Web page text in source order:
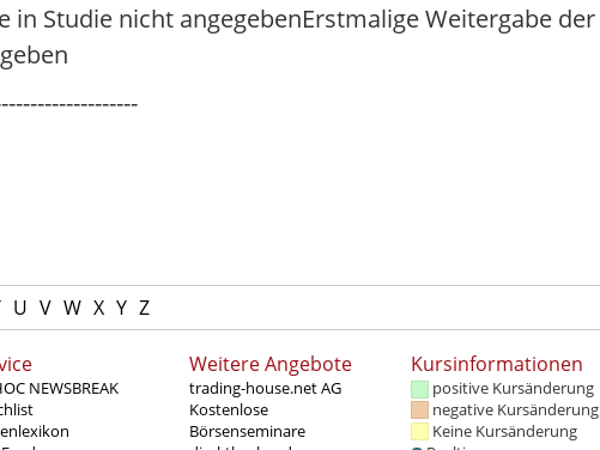
in Studie nicht angegebenErstmalige Weitergabe der
U V W X Y Z
NEWSBREAK
Weitere Angebote
trading-house.net AG
Kostenlose
Börsenseminare
Kursinformationen
positive Kursänderung
negative Kursänderung
Keine Kursänderung